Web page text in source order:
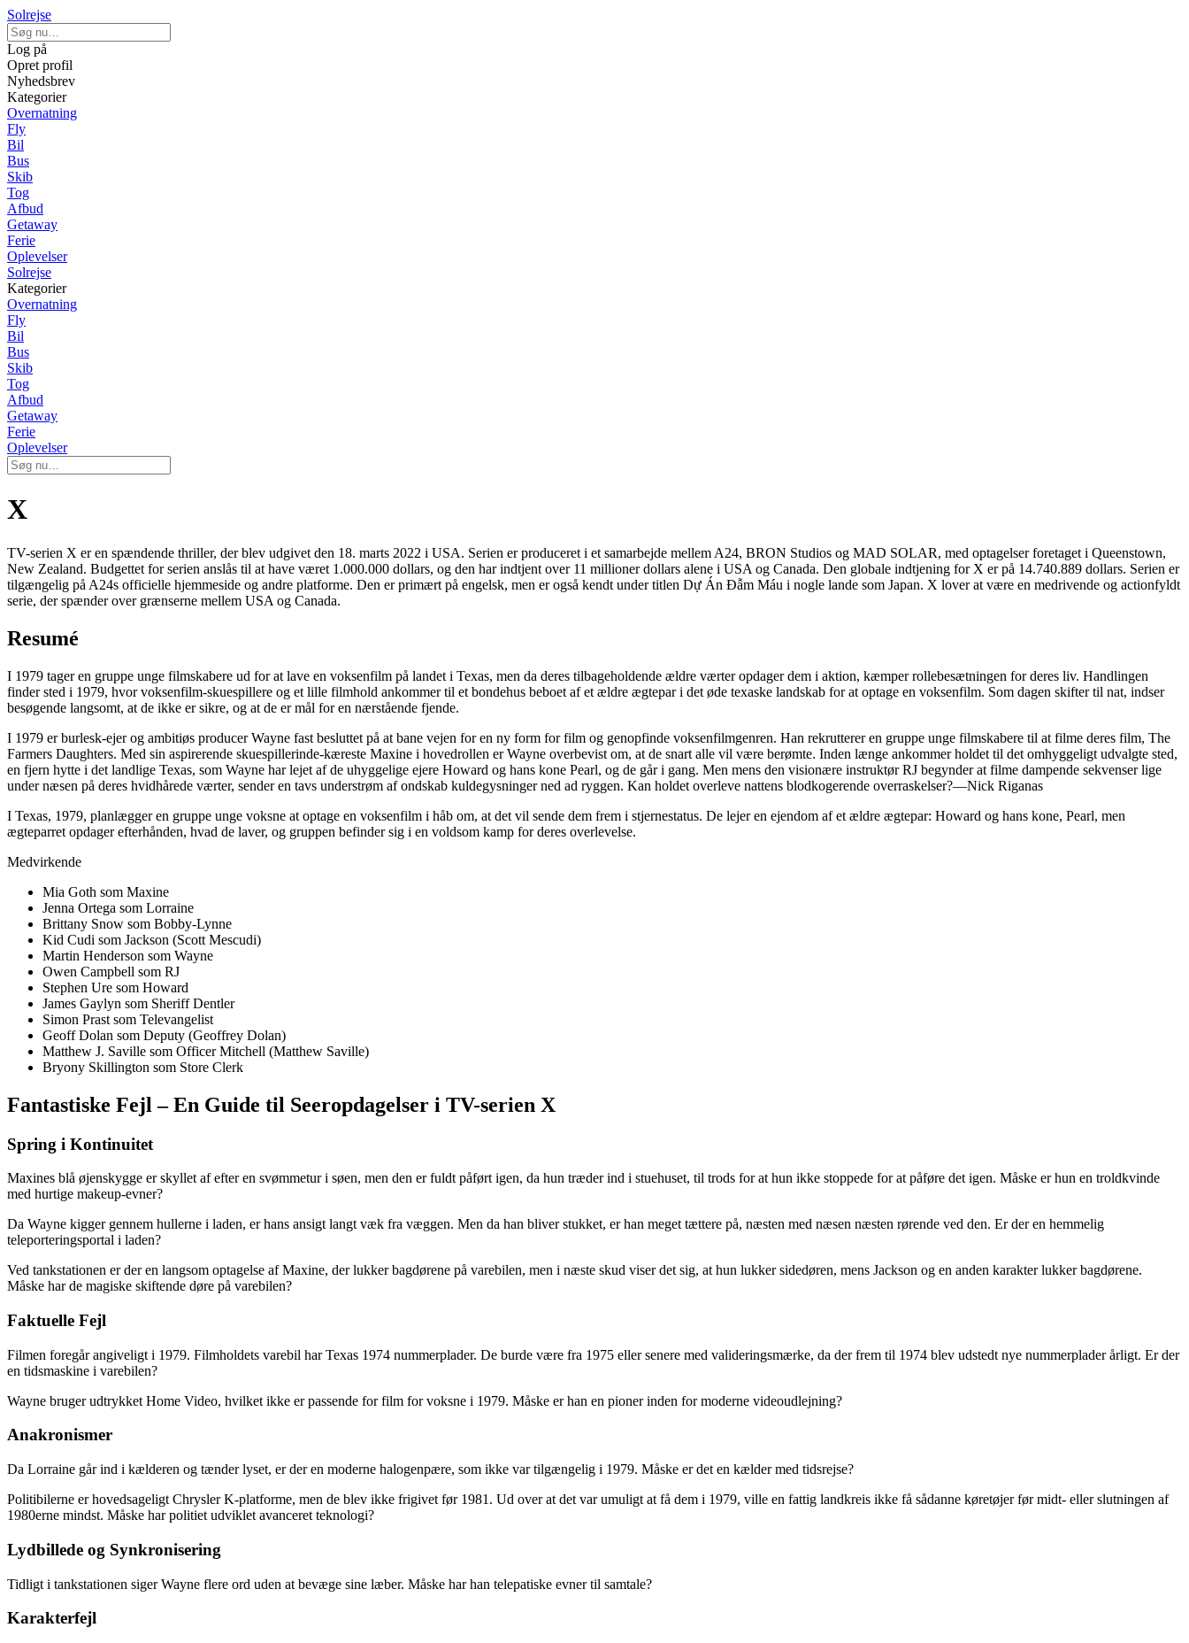
Solrejse
Log på
Opret profil
Nyhedsbrev
Kategorier
Overnatning
Fly
Bil
Bus
Skib
Tog
Afbud
Getaway
Ferie
Oplevelser
Solrejse
Kategorier
Overnatning
Fly
Bil
Bus
Skib
Tog
Afbud
Getaway
Ferie
Oplevelser
X
TV-serien X er en spændende thriller, der blev udgivet den 18. marts 2022 i USA. Serien er produceret i et samarbejde mellem A24, BRON Studios og MAD SOLAR, med optagelser foretaget i Queenstown,
New Zealand. Budgettet for serien anslås til at have været 1.000.000 dollars, og den har indtjent over 11 millioner dollars alene i USA og Canada. Den globale indtjening for X er på 14.740.889 dollars. Serien er
tilgængelig på A24s officielle hjemmeside og andre platforme. Den er primært på engelsk, men er også kendt under titlen Dự Án Đẫm Máu i nogle lande som Japan. X lover at være en medrivende og actionfyldt
serie, der spænder over grænserne mellem USA og Canada.
Resumé
I 1979 tager en gruppe unge filmskabere ud for at lave en voksenfilm på landet i Texas, men da deres tilbageholdende ældre værter opdager dem i aktion, kæmper rollebesætningen for deres liv. Handlingen
finder sted i 1979, hvor voksenfilm-skuespillere og et lille filmhold ankommer til et bondehus beboet af et ældre ægtepar i det øde texaske landskab for at optage en voksenfilm. Som dagen skifter til nat, indser
besøgende langsomt, at de ikke er sikre, og at de er mål for en nærstående fjende.
I 1979 er burlesk-ejer og ambitiøs producer Wayne fast besluttet på at bane vejen for en ny form for film og genopfinde voksenfilmgenren. Han rekrutterer en gruppe unge filmskabere til at filme deres film, The
Farmers Daughters. Med sin aspirerende skuespillerinde-kæreste Maxine i hovedrollen er Wayne overbevist om, at de snart alle vil være berømte. Inden længe ankommer holdet til det omhyggeligt udvalgte sted,
en fjern hytte i det landlige Texas, som Wayne har lejet af de uhyggelige ejere Howard og hans kone Pearl, og de går i gang. Men mens den visionære instruktør RJ begynder at filme dampende sekvenser lige
under næsen på deres hvidhårede værter, sender en tavs understrøm af ondskab kuldegysninger ned ad ryggen. Kan holdet overleve nattens blodkogerende overraskelser?—Nick Riganas
I Texas, 1979, planlægger en gruppe unge voksne at optage en voksenfilm i håb om, at det vil sende dem frem i stjernestatus. De lejer en ejendom af et ældre ægtepar: Howard og hans kone, Pearl, men
ægteparret opdager efterhånden, hvad de laver, og gruppen befinder sig i en voldsom kamp for deres overlevelse.
Medvirkende
Mia Goth som Maxine
Jenna Ortega som Lorraine
Brittany Snow som Bobby-Lynne
Kid Cudi som Jackson (Scott Mescudi)
Martin Henderson som Wayne
Owen Campbell som RJ
Stephen Ure som Howard
James Gaylyn som Sheriff Dentler
Simon Prast som Televangelist
Geoff Dolan som Deputy (Geoffrey Dolan)
Matthew J. Saville som Officer Mitchell (Matthew Saville)
Bryony Skillington som Store Clerk
Fantastiske Fejl – En Guide til Seeropdagelser i TV-serien X
Spring i Kontinuitet
Maxines blå øjenskygge er skyllet af efter en svømmetur i søen, men den er fuldt påført igen, da hun træder ind i stuehuset, til trods for at hun ikke stoppede for at påføre det igen. Måske er hun en troldkvinde
med hurtige makeup-evner?
Da Wayne kigger gennem hullerne i laden, er hans ansigt langt væk fra væggen. Men da han bliver stukket, er han meget tættere på, næsten med næsen næsten rørende ved den. Er der en hemmelig
teleporteringsportal i laden?
Ved tankstationen er der en langsom optagelse af Maxine, der lukker bagdørene på varebilen, men i næste skud viser det sig, at hun lukker sidedøren, mens Jackson og en anden karakter lukker bagdørene.
Måske har de magiske skiftende døre på varebilen?
Faktuelle Fejl
Filmen foregår angiveligt i 1979. Filmholdets varebil har Texas 1974 nummerplader. De burde være fra 1975 eller senere med valideringsmærke, da der frem til 1974 blev udstedt nye nummerplader årligt. Er der
en tidsmaskine i varebilen?
Wayne bruger udtrykket Home Video, hvilket ikke er passende for film for voksne i 1979. Måske er han en pioner inden for moderne videoudlejning?
Anakronismer
Da Lorraine går ind i kælderen og tænder lyset, er der en moderne halogenpære, som ikke var tilgængelig i 1979. Måske er det en kælder med tidsrejse?
Politibilerne er hovedsageligt Chrysler K-platforme, men de blev ikke frigivet før 1981. Ud over at det var umuligt at få dem i 1979, ville en fattig landkreis ikke få sådanne køretøjer før midt- eller slutningen af
1980erne mindst. Måske har politiet udviklet avanceret teknologi?
Lydbillede og Synkronisering
Tidligt i tankstationen siger Wayne flere ord uden at bevæge sine læber. Måske har han telepatiske evner til samtale?
Karakterfejl